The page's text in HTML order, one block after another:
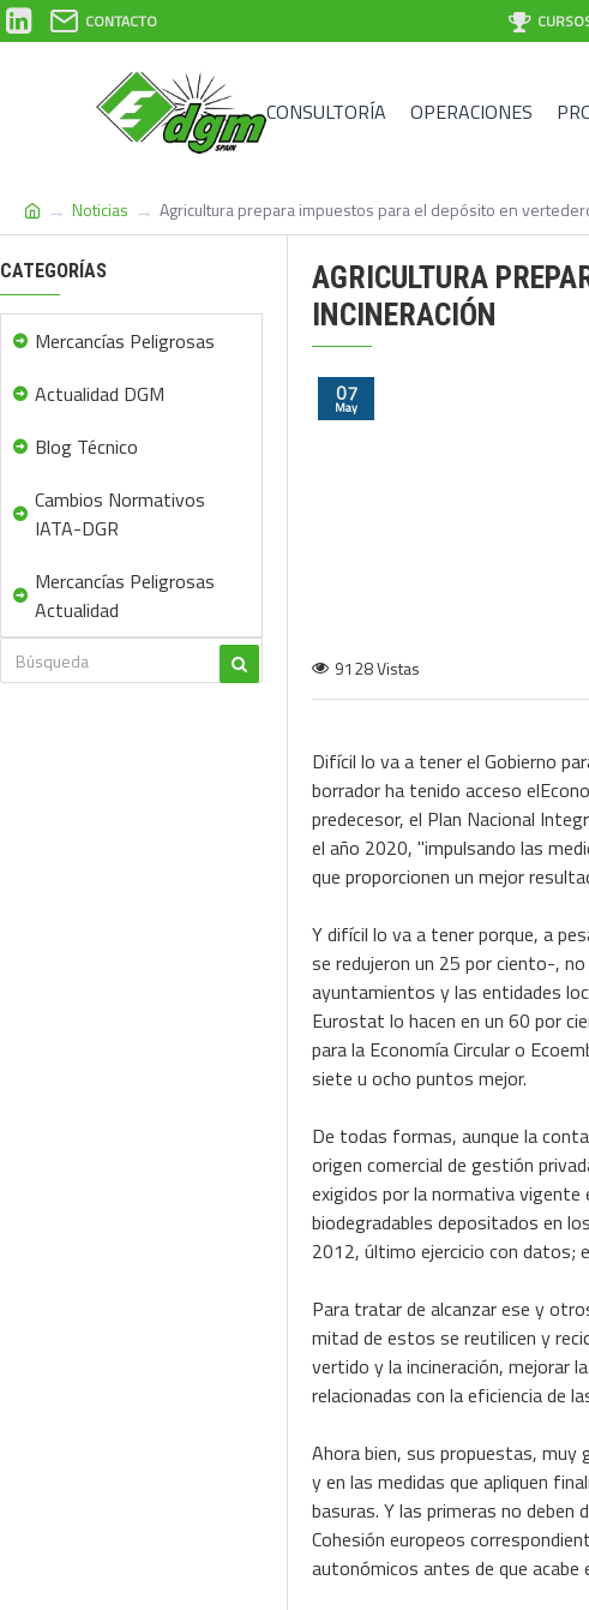
CONTACTO
CONSULTORÍA OPERACIONES
Noticias Agricultura prepara impuestos para el depósito en
CATEGORÍAS
Mercancías Peligrosas
Actualidad DGM
Blog Técnico
Cambios Normativos
IATA-DGR
Mercancías Peligrosas
Actualidad
AGRICULTURA
INCINERACIÓN
07
May
9128 Vistas
Difícil lo va a tener el Gobierno
borrador ha tenido acceso
predecesor, el Plan Nacional
el año 2020, "impulsando las
que proporcionen un mejor
Y difícil lo va a tener porque, a
se redujeron un 25 por ciento-,
ayuntamientos y las entidades
Eurostat lo hacen en un 60 por
para la Economía Circular o
siete u ocho puntos mejor.
De todas formas, aunque la
origen comercial de gestión
exigidos por la normativa vigente
biodegradables depositados en
2012, último ejercicio con datos;
Para tratar de alcanzar ese y
mitad de estos se reutilicen y
vertido y la incineración, mejorar
relacionadas con la eficiencia de
Ahora bien, sus propuestas, muy
y en las medidas que apliquen
basuras. Y las primeras no deben
Cohesión europeos
autonómicos antes de que acabe